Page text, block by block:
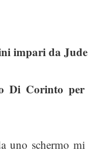
impari da Jude
Di Corinto per
uno schermo